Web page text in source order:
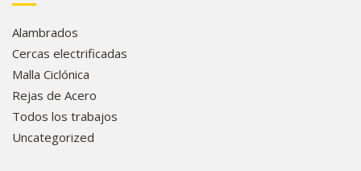
Alambrados
Cercas electrificadas
Malla Ciclónica
Rejas de Acero
Todos los trabajos
Uncategorized